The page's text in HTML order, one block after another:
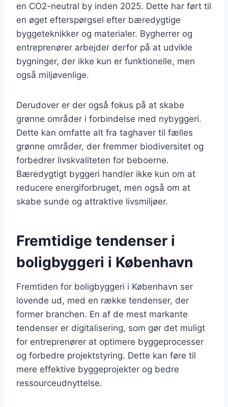
en CO2-neutral by inden 2025. Dette har ført til
en øget efterspørgsel efter bæredygtige
byggeteknikker og materialer. Bygherrer og
entreprenører arbejder derfor på at udvikle
bygninger, der ikke kun er funktionelle, men
også miljøvenlige.
Derudover er der også fokus på at skabe
grønne områder i forbindelse med nybyggeri.
Dette kan omfatte alt fra taghaver til fælles
grønne områder, der fremmer biodiversitet og
forbedrer livskvaliteten for beboerne.
Bæredygtigt byggeri handler ikke kun om at
reducere energiforbruget, men også om at
skabe sunde og attraktive livsmiljøer.
Fremtidige tendenser i
boligbyggeri i København
Fremtiden for boligbyggeri i København ser
lovende ud, med en række tendenser, der
former branchen. En af de mest markante
tendenser er digitalisering, som gør det muligt
for entreprenører at optimere byggeprocesser
og forbedre projektstyring. Dette kan føre til
mere effektive byggeprojekter og bedre
ressourceudnyttelse.